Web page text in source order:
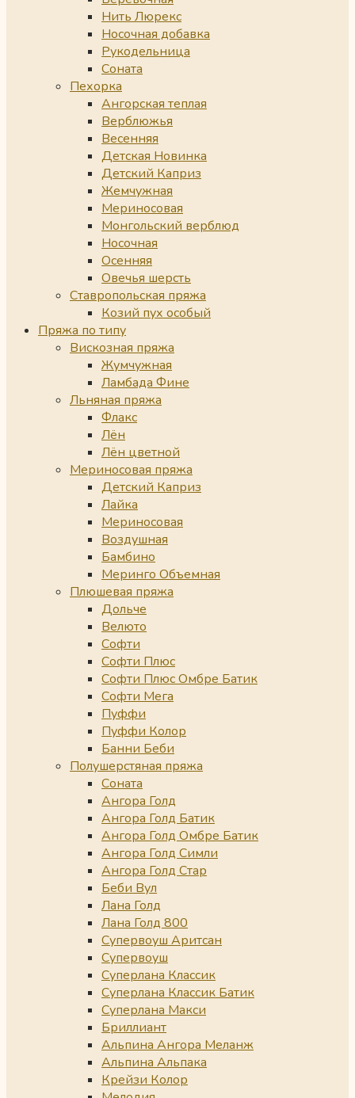
Нить Люрекс
Носочная добавка
Рукодельница
Соната
Пехорка
Ангорская теплая
Верблюжья
Весенняя
Детская Новинка
Детский Каприз
Жемчужная
Мериносовая
Монгольский верблюд
Носочная
Осенняя
Овечья шерсть
Ставропольская пряжа
Козий пух особый
Пряжа по типу
Вискозная пряжа
Жумчужная
Ламбада Фине
Льняная пряжа
Флакс
Лён
Лён цветной
Мериносовая пряжа
Детский Каприз
Лайка
Мериносовая
Воздушная
Бамбино
Меринго Объемная
Плюшевая пряжа
Дольче
Велюто
Софти
Софти Плюс
Софти Плюс Омбре Батик
Софти Мега
Пуффи
Пуффи Колор
Банни Беби
Полушерстяная пряжа
Соната
Ангора Голд
Ангора Голд Батик
Ангора Голд Омбре Батик
Ангора Голд Симли
Ангора Голд Стар
Беби Вул
Лана Голд
Лана Голд 800
Супервоуш Аритсан
Супервоуш
Суперлана Классик
Суперлана Классик Батик
Суперлана Макси
Бриллиант
Альпина Ангора Меланж
Альпина Альпака
Крейзи Колор